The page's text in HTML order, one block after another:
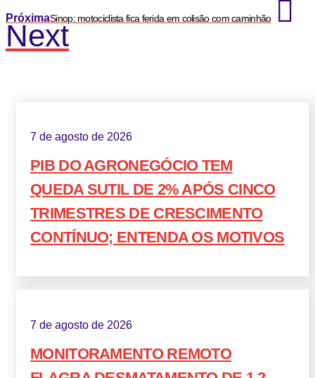
PróximaSinop: motociclista fica ferida em colisão com caminhão
Next
7 de agosto de 2026
PIB DO AGRONEGÓCIO TEM
QUEDA SUTIL DE 2% APÓS CINCO
TRIMESTRES DE CRESCIMENTO
CONTÍNUO; ENTENDA OS MOTIVOS
7 de agosto de 2026
MONITORAMENTO REMOTO